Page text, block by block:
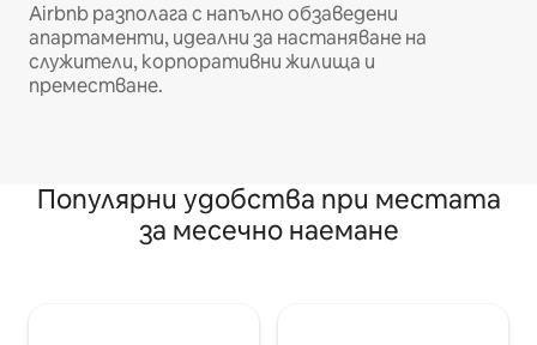
Airbnb разполага с напълно обзаведени
апартаменти, идеални за настаняване на
служители, корпоративни жилища и
преместване.
Популярни удобства при местата
за месечно наемане